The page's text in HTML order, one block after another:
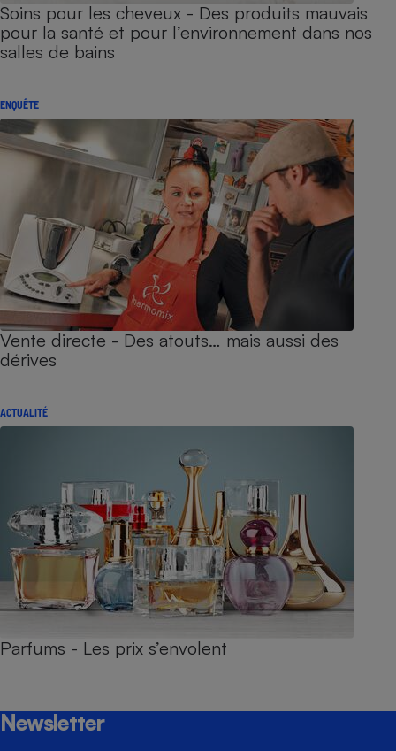
Soins pour les cheveux - Des produits mauvais
pour la santé et pour l’environnement dans nos
salles de bains
ENQUÊTE
Vente directe - Des atouts… mais aussi des
dérives
ACTUALITÉ
Parfums - Les prix s’envolent
Newsletter